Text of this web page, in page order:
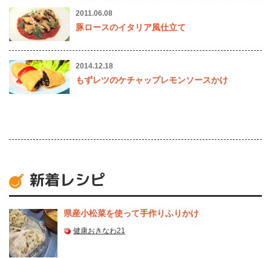
2011.06.08
豚ロースのイタリア風仕立て
2014.12.18
もずレツのケチャップレモンソースかけ
新着レシピ
県産⼩松菜を使って⼿作りふりかけ
健康おきなわ21